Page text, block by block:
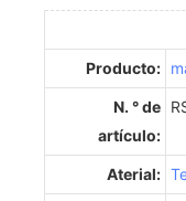
Producto:
N. ° de
artículo:
Aterial: